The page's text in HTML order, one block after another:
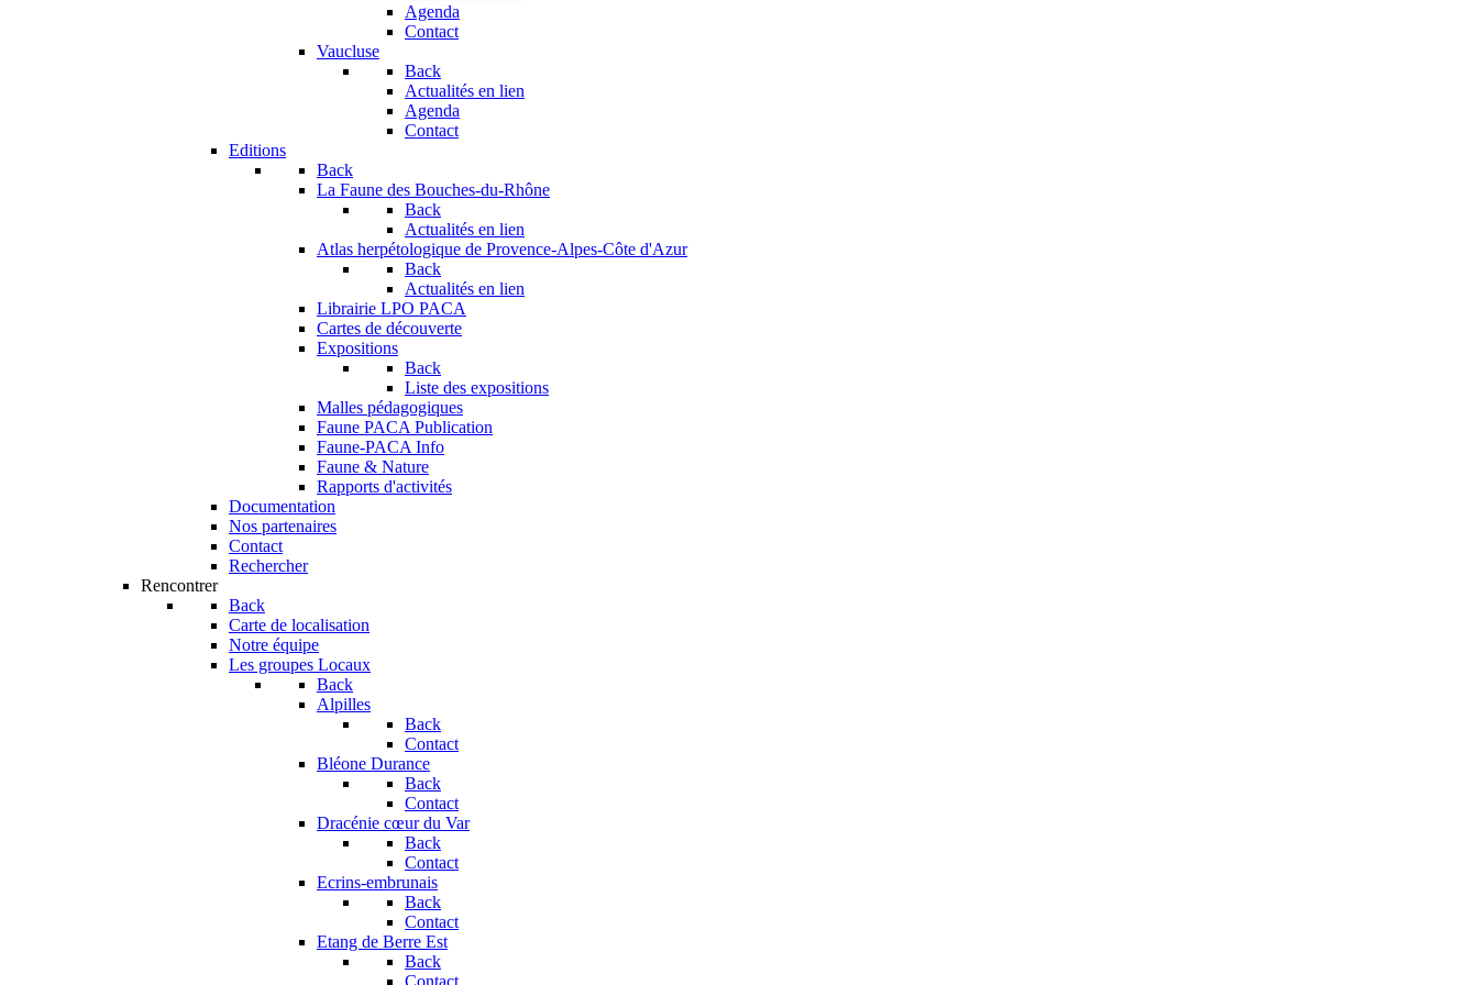
Agenda
Contact
Vaucluse
Back
Actualités en lien
Agenda
Contact
Editions
Back
La Faune des Bouches-du-Rhône
Back
Actualités en lien
Atlas herpétologique de Provence-Alpes-Côte d'Azur
Back
Actualités en lien
Librairie LPO PACA
Cartes de découverte
Expositions
Back
Liste des expositions
Malles pédagogiques
Faune PACA Publication
Faune-PACA Info
Faune & Nature
Rapports d'activités
Documentation
Nos partenaires
Contact
Rechercher
Rencontrer
Back
Carte de localisation
Notre équipe
Les groupes Locaux
Back
Alpilles
Back
Contact
Bléone Durance
Back
Contact
Dracénie cœur du Var
Back
Contact
Ecrins-embrunais
Back
Contact
Etang de Berre Est
Back
Contact